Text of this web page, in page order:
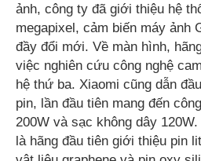
ảnh, công ty đã giới thiệu hệ
megapixel, cảm biến máy ảnh
đầy đổi mới. Về màn hình,
việc nghiên cứu công nghệ
hệ thứ ba. Xiaomi cũng dẫn
pin, lần đầu tiên mang đến
200W và sạc không dây
là hãng đầu tiên giới thiệu pin